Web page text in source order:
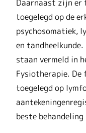
Daarnaast zijn er
toegelegd op de
psychosomatiek,
en
staan vermeld in
Fysiotherapie.
toegelegd op
beste behandeling